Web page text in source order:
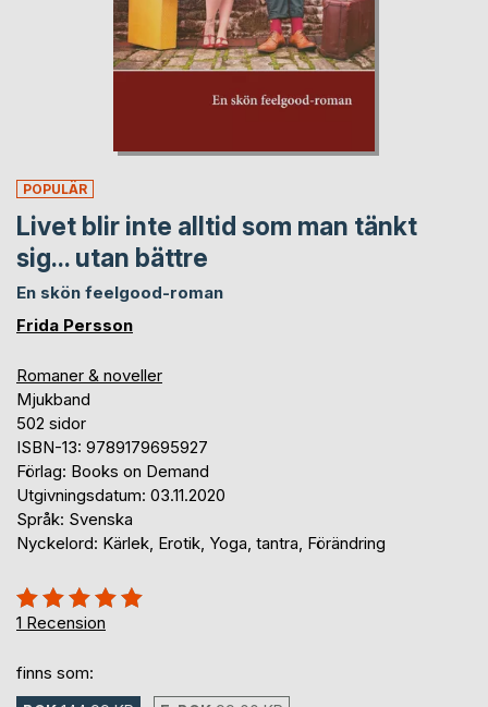
POPULÄR
Livet blir inte alltid som man tänkt
sig... utan bättre
En skön feelgood-roman
Frida Persson
Romaner & noveller
Mjukband
502 sidor
ISBN-13: 9789179695927
Förlag: Books on Demand
Utgivningsdatum: 03.11.2020
Språk: Svenska
Nyckelord: Kärlek, Erotik, Yoga, tantra, Förändring
Betyg::
100%
1 Recension
finns som: